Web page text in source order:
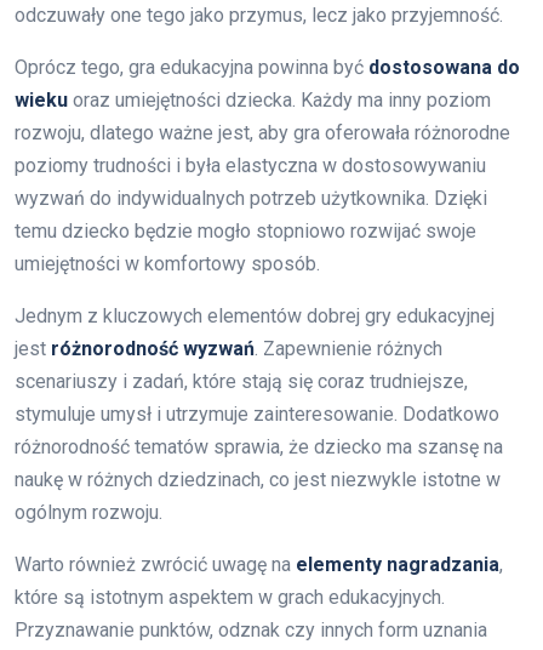
odczuwały one tego jako przymus, lecz jako przyjemność.
Oprócz tego, gra edukacyjna powinna być dostosowana do
wieku oraz umiejętności dziecka. Każdy ma inny poziom
rozwoju, dlatego ważne jest, aby gra oferowała różnorodne
poziomy trudności i była elastyczna w dostosowywaniu
wyzwań do indywidualnych potrzeb użytkownika. Dzięki
temu dziecko będzie mogło stopniowo rozwijać swoje
umiejętności w komfortowy sposób.
Jednym z kluczowych elementów dobrej gry edukacyjnej
jest różnorodność wyzwań. Zapewnienie różnych
scenariuszy i zadań, które stają się coraz trudniejsze,
stymuluje umysł i utrzymuje zainteresowanie. Dodatkowo
różnorodność tematów sprawia, że dziecko ma szansę na
naukę w różnych dziedzinach, co jest niezwykle istotne w
ogólnym rozwoju.
Warto również zwrócić uwagę na elementy nagradzania,
które są istotnym aspektem w grach edukacyjnych.
Przyznawanie punktów, odznak czy innych form uznania